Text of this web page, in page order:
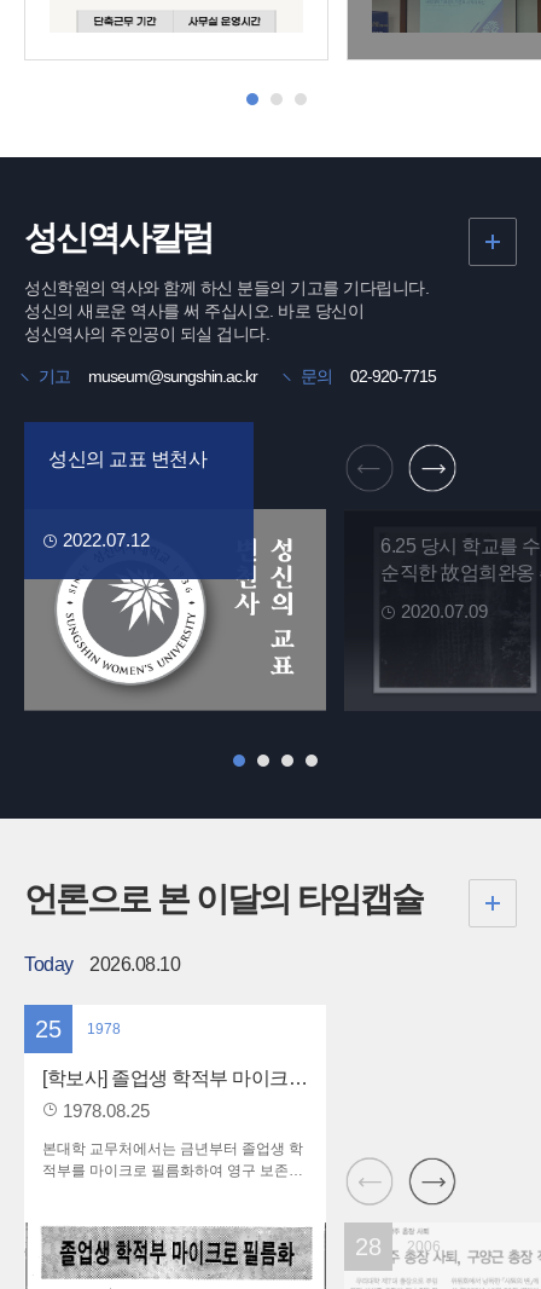
습니다. 2일차에는 이화여
관에 방문하여 이화 창립
에도 타 기관과 협력하여
성신역사칼럼
성신학원의 역사와 함께 하신 분들의 기고를 기다립니다.
성신의 새로운 역사를 써 주십시오. 바로 당신이
성신역사의 주인공이 되실 겁니다.
기고 museum@sungshin.ac.kr 문의 02-920-7715
성신의 교표 변천사
2022.07.12
6.25 당시 학교를
순직한 故엄희완옹
2020.07.09
언론으로 본 이달의 타임캡슐
Today 2026.08.10
25 1978
[학보사]
필름화_보관과 사무처리의
1978.08.25
본대학 교무처에서는 금년부터 졸업생 학
적부를 마이크로 필름화하여 영구 보존하
많아짐에 따라 생기는 학적부 관리와 보관
의 어려움, 그리고 졸업증명서 발급 시 복
사의 번잡함을 없애고, 신속한 증명서 발
28 2006